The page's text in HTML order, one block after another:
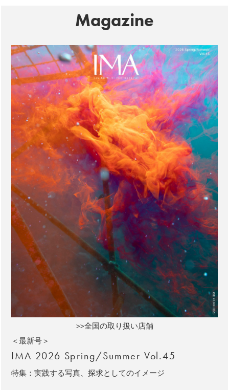
Magazine
>>全国の取り扱い店舗
＜最新号＞
IMA 2026 Spring/Summer Vol.45
特集：実践する写真、探求としてのイメージ